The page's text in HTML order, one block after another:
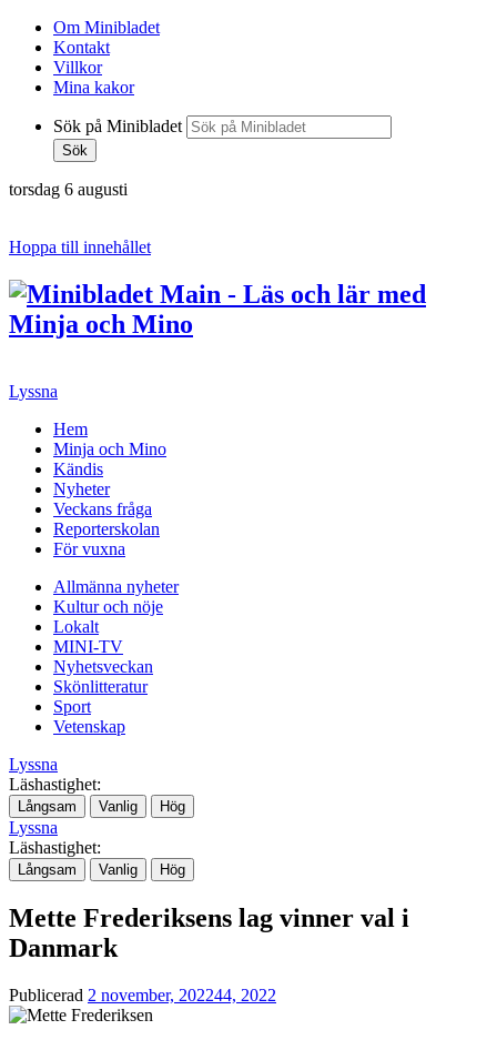
Om Minibladet
Kontakt
Villkor
Mina kakor
Sök på Minibladet
Sök
torsdag 6 augusti
Hoppa till innehållet
Lyssna
Hem
Minja och Mino
Kändis
Nyheter
Veckans fråga
Reporterskolan
För vuxna
Allmänna nyheter
Kultur och nöje
Lokalt
MINI-TV
Nyhetsveckan
Skönlitteratur
Sport
Vetenskap
Lyssna
Läshastighet:
Långsam Vanlig Hög
Lyssna
Läshastighet:
Långsam Vanlig Hög
Mette Frederiksens lag vinner val i
Danmark
Publicerad 2 november, 202244, 2022